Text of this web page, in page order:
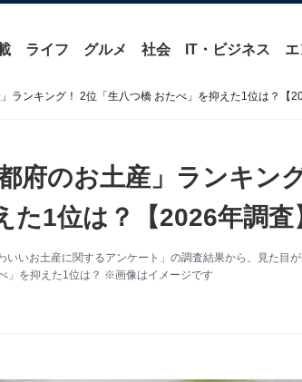
ライフ グルメ 社会 IT・ビジネス
府のお土産」ランキン
1位は？【2026年調査
いお土産に関するアンケート」の調査結果から、見た目
」を抑えた1位は？ ※画像はイメージです